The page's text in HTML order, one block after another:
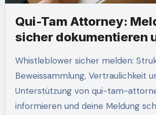
Qui-Tam Attorney:
sicher dokumentieren
Whistleblower sicher melden: Strukturierte
Beweissammlung, Vertraulichkeit
Unterstützung von qui-tam-
informieren und deine Meldung